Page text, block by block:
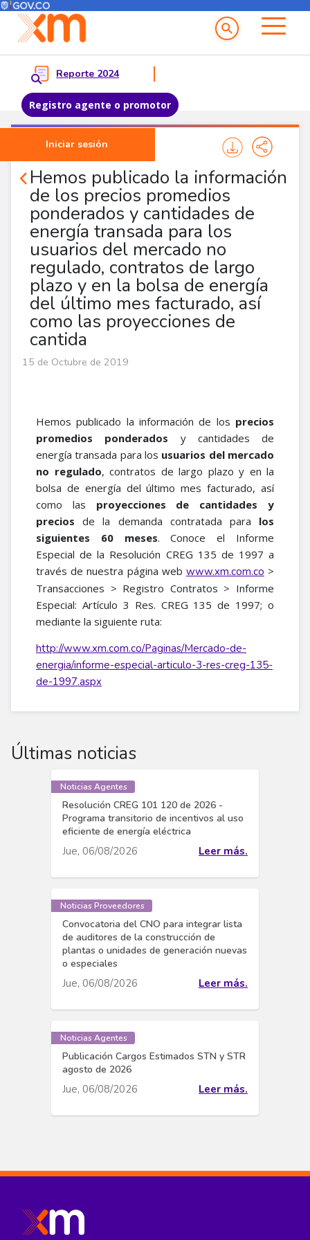
Pasar al contenido principal
Menú del Usuario
Reporte 2024
Registro agente o promotor
Iniciar sesión
Menu principal
Hemos publicado la información
de los precios promedios
ponderados y cantidades de
energía transada para los
usuarios del mercado no
regulado, contratos de largo
plazo y en la bolsa de energía
del último mes facturado, así
como las proyecciones de
cantida
Noticias Agentes
15 de Octubre de 2019
Hemos publicado la información de los precios
promedios ponderados y cantidades de
energía transada para los usuarios del mercado
no regulado, contratos de largo plazo y en la
bolsa de energía del último mes facturado, así
como las proyecciones de cantidades y
preciosde la demanda contratada para los
siguientes 60 meses. Conoce el Informe
Especial de la Resolución CREG 135 de 1997 a
través de nuestra página web www.xm.com.co >
Transacciones > Registro Contratos > Informe
Especial: Artículo 3 Res. CREG 135 de 1997; o
mediante la siguiente ruta:
http://www.xm.com.co/Paginas/Mercado-de-
energia/informe-especial-articulo-3-res-creg-135-
de-1997.aspx​
Últimas noticias
Noticias Agentes
Resolución CREG 101 120 de 2026 -
Programa transitorio de incentivos al uso
eficiente de energía eléctrica
Jue, 06/08/2026 Leer más.
Noticias Proveedores
Convocatoria del CNO para integrar lista
de auditores de la construcción de
plantas o unidades de generación nuevas
o especiales
Jue, 06/08/2026 Leer más.
Noticias Agentes
Publicación Cargos Estimados STN y STR
agosto de 2026
Jue, 06/08/2026 Leer más.